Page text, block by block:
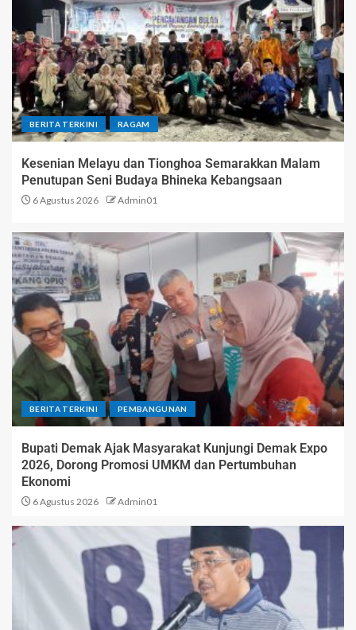
BERITA TERKINI RAGAM
Kesenian Melayu dan Tionghoa Semarakkan Malam
Penutupan Seni Budaya Bhineka Kebangsaan
6 Agustus 2026 Admin01
BERITA TERKINI PEMBANGUNAN
Bupati Demak Ajak Masyarakat Kunjungi Demak Expo
2026, Dorong Promosi UMKM dan Pertumbuhan
Ekonomi
6 Agustus 2026 Admin01